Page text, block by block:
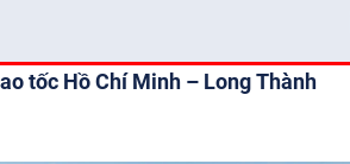
tốc Hồ Chí Minh – Long Thành